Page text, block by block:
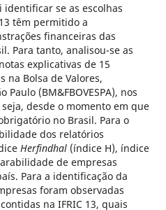
se as escolhas
têm permitido a
financeiras das
Para tanto, analisou-se as
explicativas de 15
na Bolsa de Valores,
(BM&FBOVESPA), nos
desde o momento em que
no Brasil. Para o
dos relatórios
Herfindhal (índice H), índice
de empresas
Para a identificação da
foram observadas
na IFRIC 13, quais